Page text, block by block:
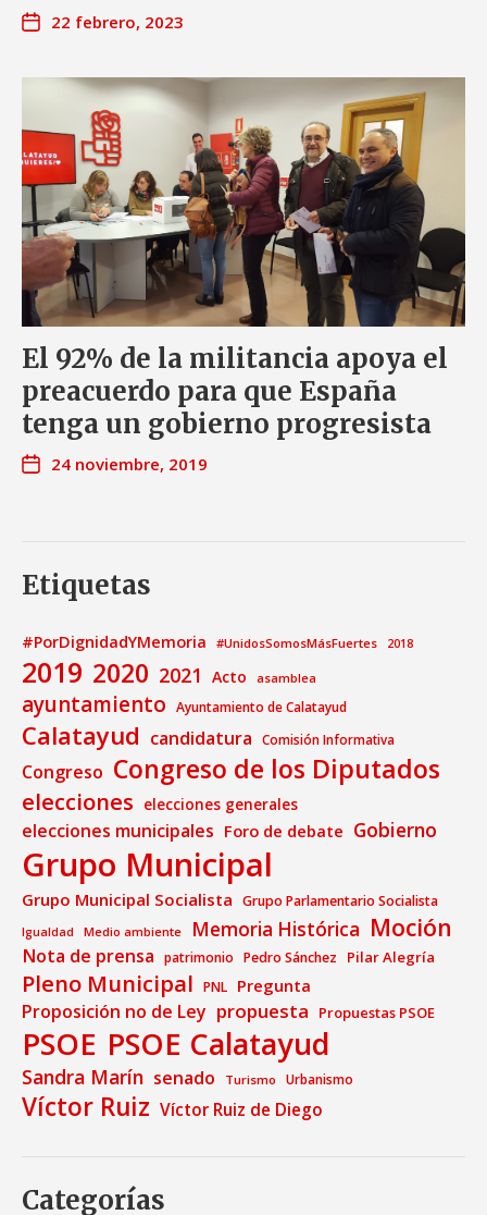
22 febrero, 2023
El 92% de la militancia apoya el
preacuerdo para que España
tenga un gobierno progresista
24 noviembre, 2019
Etiquetas
#PorDignidadYMemoria #UnidosSomosMásFuertes 2018
2019 2020 2021 Acto asamblea
ayuntamiento Ayuntamiento de Calatayud
Calatayud candidatura Comisión Informativa
Congreso Congreso de los Diputados
elecciones elecciones generales
elecciones municipales Foro de debate Gobierno
Grupo Municipal
Grupo Municipal Socialista Grupo Parlamentario Socialista
Igualdad Medio ambiente Memoria Histórica Moción
Nota de prensa patrimonio Pedro Sánchez Pilar Alegría
Pleno Municipal PNL Pregunta
Proposición no de Ley propuesta Propuestas PSOE
PSOE PSOE Calatayud
Sandra Marín senado Turismo Urbanismo
Víctor Ruiz Víctor Ruiz de Diego
Categorías